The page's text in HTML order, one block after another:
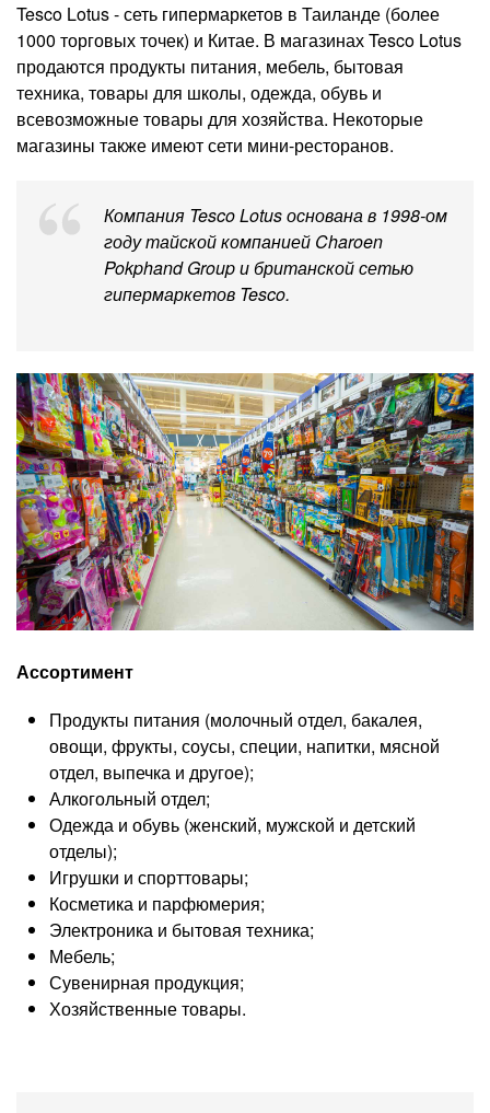
Tesco Lotus - сеть гипермаркетов в Таиланде (более
1000 торговых точек) и Китае. В магазинах Tesco Lotus
продаются продукты питания, мебель, бытовая
техника, товары для школы, одежда, обувь и
всевозможные товары для хозяйства. Некоторые
магазины также имеют сети мини-ресторанов.
Компания Tesco Lotus основана в 1998-ом
году тайской компанией Charoen
Pokphand Group и британской сетью
гипермаркетов Tesco.
Ассортимент
Продукты питания (молочный отдел, бакалея,
овощи, фрукты, соусы, специи, напитки, мясной
отдел, выпечка и другое);
Алкогольный отдел;
Одежда и обувь (женский, мужской и детский
отделы);
Игрушки и спорттовары;
Косметика и парфюмерия;
Электроника и бытовая техника;
Мебель;
Сувенирная продукция;
Хозяйственные товары.